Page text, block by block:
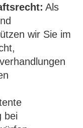
Als
wir Sie im
bei